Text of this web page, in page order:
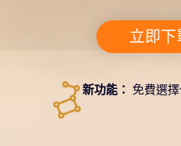
立即下
新功能： 免費選